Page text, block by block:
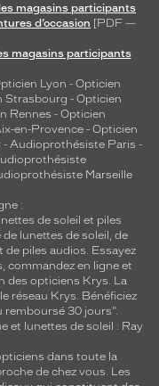
magasins participants
d’occasion [PDF —
magasins participants
Lyon - Opticien
Strasbourg - Opticien
Rennes - Opticien
en-Provence - Opticien
- Audioprothésiste Paris -
Marseille
:
de soleil et piles
lunettes de soleil, de
de piles audios. Essayez
commandez en ligne et
des opticiens Krys. La
réseau Krys. Bénéficiez
remboursé 30 jours".
et lunettes de soleil : Ray
dans toute la
de chez vous. Les